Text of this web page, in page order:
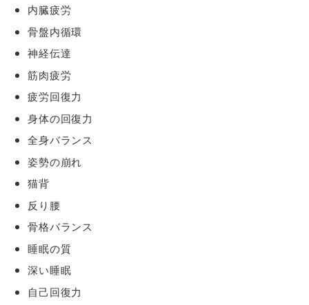
内臓疲労
骨盤内循環
神経伝達
筋肉疲労
疲労回復力
身体の回復力
全身バランス
姿勢の崩れ
猫背
反り腰
骨格バランス
睡眠の質
深い睡眠
自己回復力